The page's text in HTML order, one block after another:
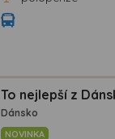
To nejlepší z
Dánsko
NOVINKA